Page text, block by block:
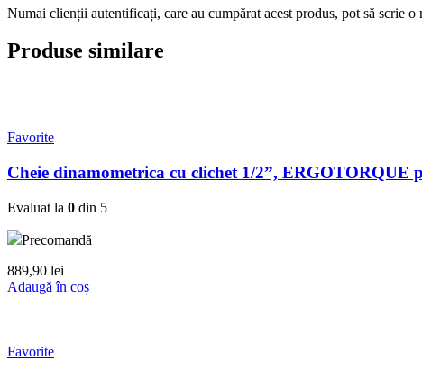
Numai clienții autentificați, care au cumpărat acest produs, pot să scrie o
Produse similare
Favorite
Cheie dinamometrica cu clichet 1/2”, ERGOTORQUE
Evaluat la 0 din 5
Precomandă
889,90 lei
Adaugă în coș
Favorite